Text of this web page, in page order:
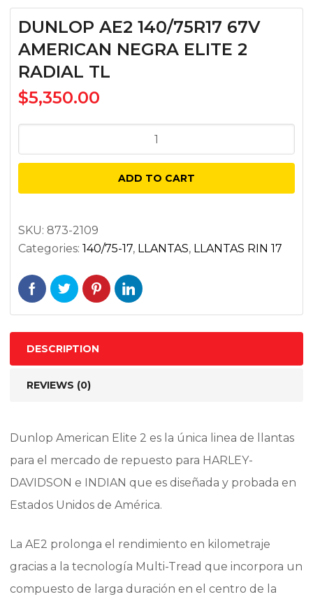
DUNLOP AE2 140/75R17 67V
AMERICAN NEGRA ELITE 2
RADIAL TL
$5,350.00
AE2
67V
NEGRA
ELITE
RADIAL
ADD TO CART
SKU: 873-2109
Categories: 140/75-17, LLANTAS, LLANTAS RIN 17
DESCRIPTION
REVIEWS (0)
Dunlop American Elite 2 es la única linea de llantas
para el mercado de repuesto para HARLEY-
DAVIDSON e INDIAN que es diseñada y probada en
Estados Unidos de América.
La AE2 prolonga el rendimiento en kilometraje
gracias a la tecnología Multi-Tread que incorpora un
compuesto de larga duración en el centro de la